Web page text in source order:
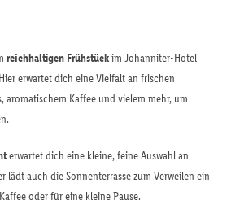
reichhaltigen Frühstückim Johanniter-Hotel
erwartet dich eine Vielfalt an frischen
aromatischem Kaffee und vielem mehr, um
erwartet dich eine kleine, feine Auswahl an
lädt auch die Sonnenterrasse zum Verweilen ein
oder für eine kleine Pause.